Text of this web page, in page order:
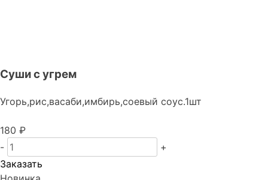
Суши с угрем
Угорь,рис,васаби,имбирь,соевый соус.1шт
180 ₽
-
+
Заказать